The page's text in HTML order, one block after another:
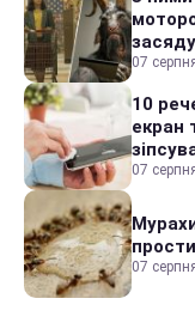
07
10
екран
07
07